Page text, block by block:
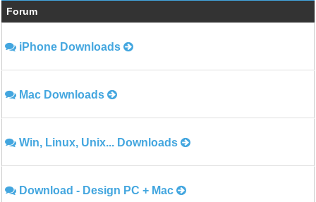
Forum
iPhone Downloads
Mac Downloads
Win, Linux, Unix... Downloads
Download - Design PC + Mac